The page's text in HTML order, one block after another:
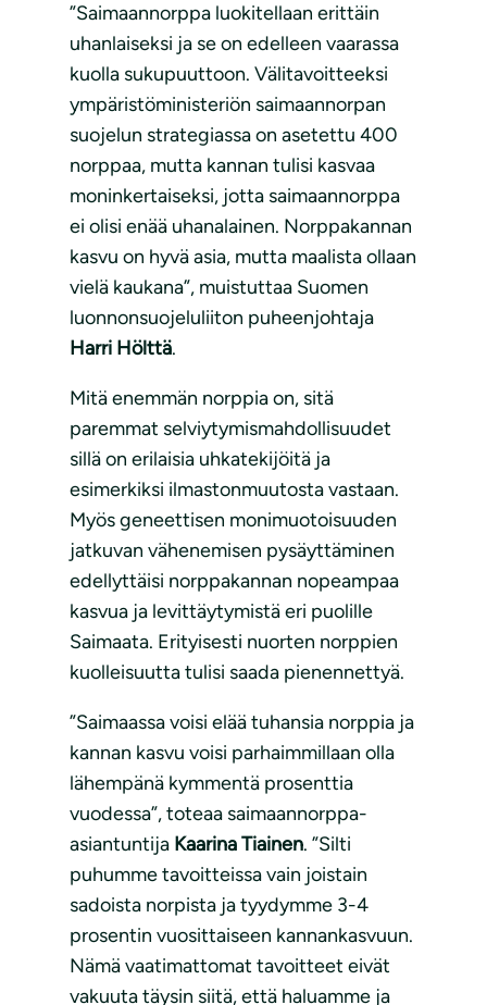
”Saimaannorppa luokitellaan erittäin
uhanlaiseksi ja se on edelleen vaarassa
kuolla sukupuuttoon. Välitavoitteeksi
ympäristöministeriön saimaannorpan
suojelun strategiassa on asetettu 400
norppaa, mutta kannan tulisi kasvaa
moninkertaiseksi, jotta saimaannorppa
ei olisi enää uhanalainen. Norppakannan
kasvu on hyvä asia, mutta maalista ollaan
vielä kaukana”, muistuttaa Suomen
luonnonsuojeluliiton puheenjohtaja
Harri Hölttä.
Mitä enemmän norppia on, sitä
paremmat selviytymismahdollisuudet
sillä on erilaisia uhkatekijöitä ja
esimerkiksi ilmastonmuutosta vastaan.
Myös geneettisen monimuotoisuuden
jatkuvan vähenemisen pysäyttäminen
edellyttäisi norppakannan nopeampaa
kasvua ja levittäytymistä eri puolille
Saimaata. Erityisesti nuorten norppien
kuolleisuutta tulisi saada pienennettyä.
”Saimaassa voisi elää tuhansia norppia ja
kannan kasvu voisi parhaimmillaan olla
lähempänä kymmentä prosenttia
vuodessa”, toteaa saimaannorppa-
asiantuntija Kaarina Tiainen. ”Silti
puhumme tavoitteissa vain joistain
sadoista norpista ja tyydymme 3-4
prosentin vuosittaiseen kannankasvuun.
Nämä vaatimattomat tavoitteet eivät
vakuuta täysin siitä, että haluamme ja